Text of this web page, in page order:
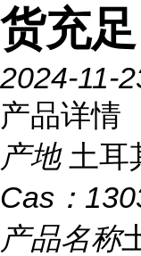
货充足
2024-11-
产品详情
产地 土耳
Cas：
产品名称